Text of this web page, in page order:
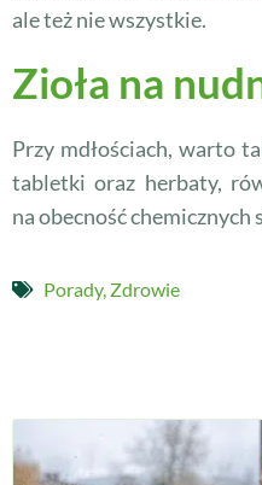
ale też nie wszystkie.
Zioła na
Przy mdłościach, warto
tabletki oraz herbaty,
na obecność
Porady, Zdrowie